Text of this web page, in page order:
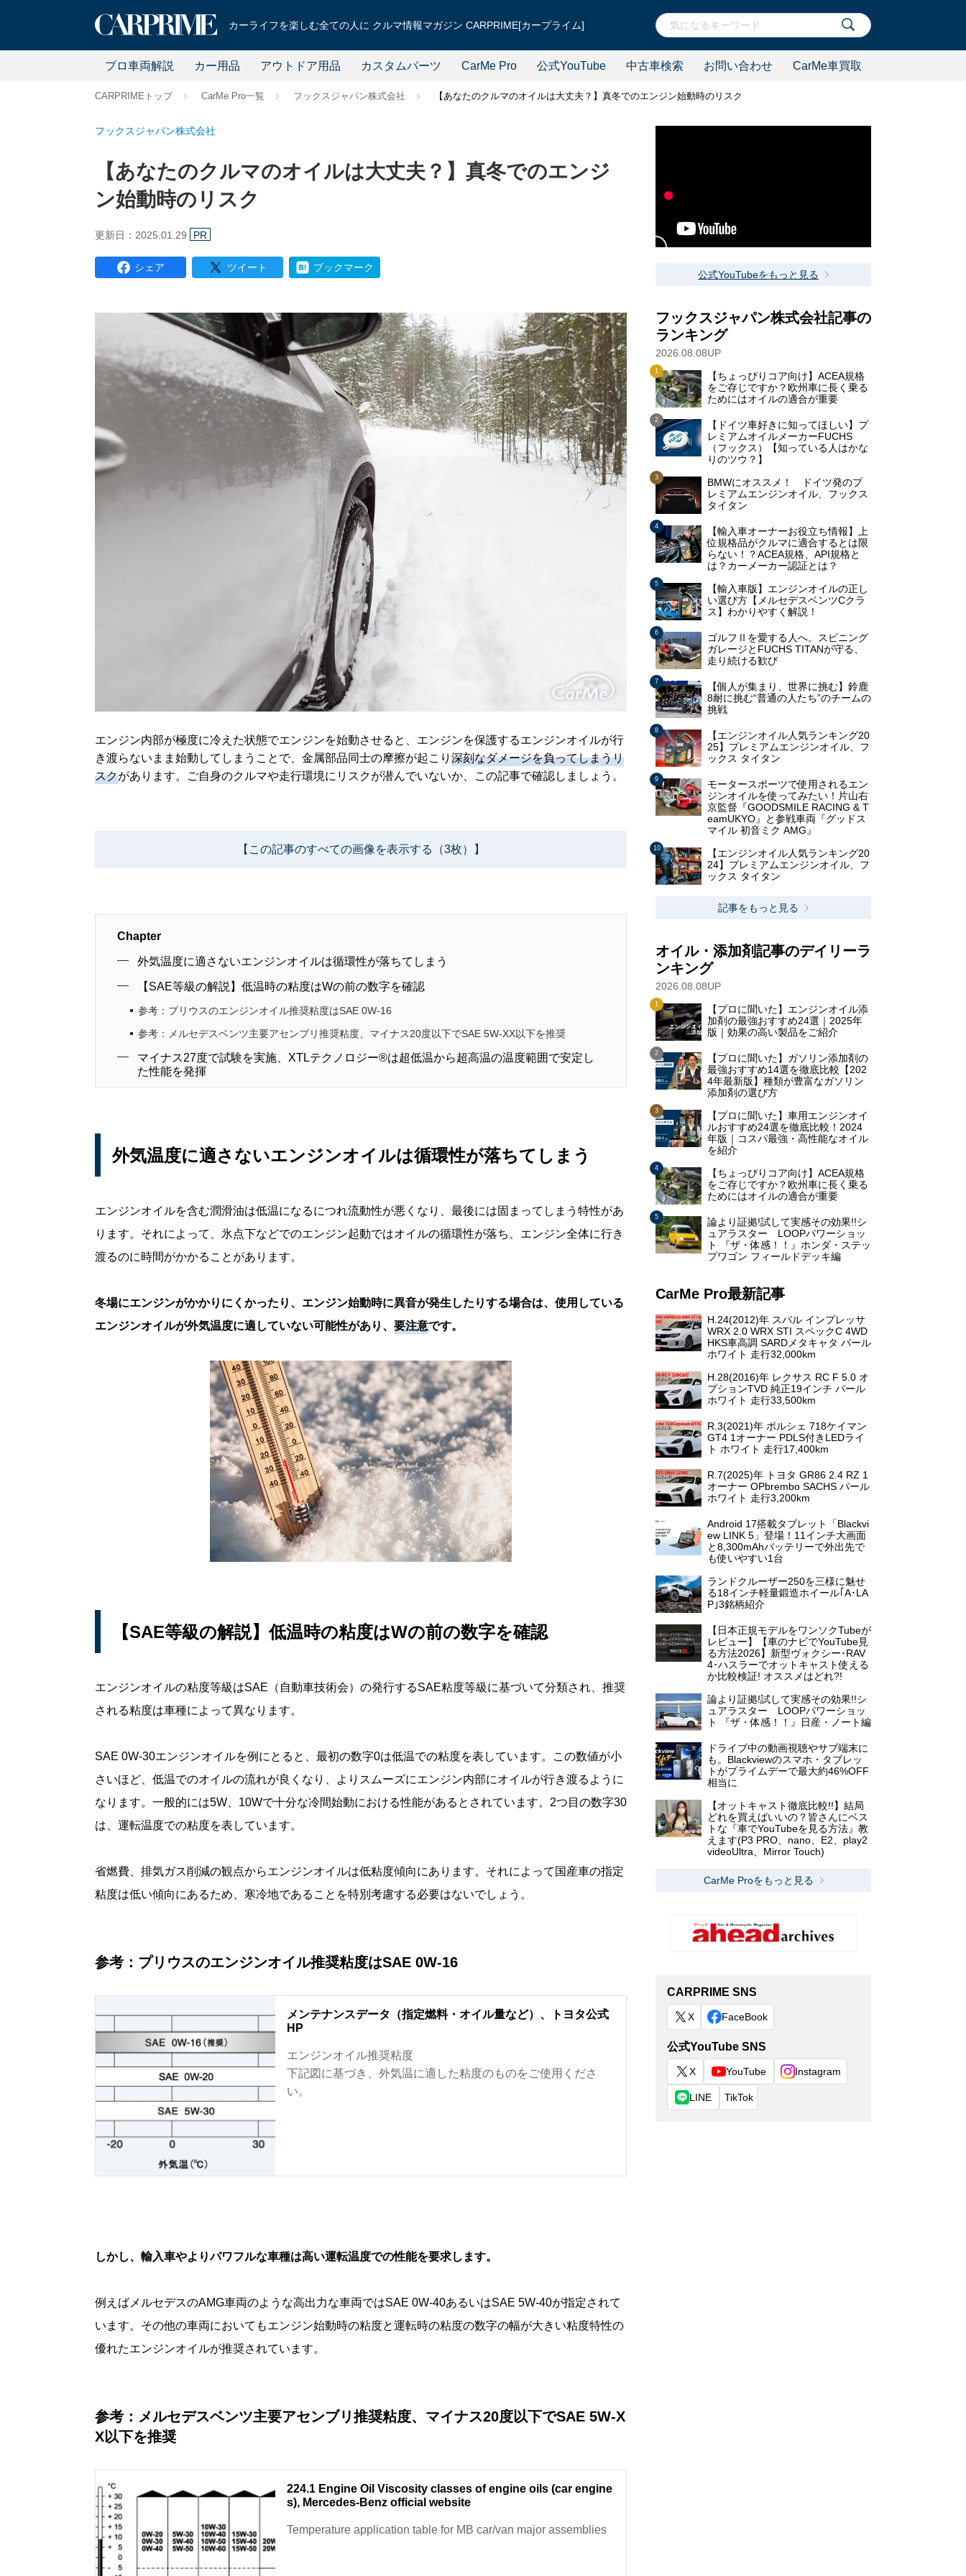
カーライフを楽しむ全ての人に クルマ情報マガジン CARPRIME[カープライム]
プロ車両解説 カー用品 アウトドア用品 カスタムパーツ CarMe Pro 公式YouTube 中古車検索 お問い合わせ CarMe車買取
CARPRIMEトップ CarMe Pro一覧 フックスジャパン株式会社 【あなたのクルマのオイルは大丈夫？】真冬でのエンジン始動時のリスク
フックスジャパン株式会社
【あなたのクルマのオイルは大丈夫？】真冬でのエンジ
ン始動時のリスク
更新日：2025.01.29 PR
シェア ツイート ブックマーク
エンジン内部が極度に冷えた状態でエンジンを始動させると、エンジンを保護するエンジンオイルが行
き渡らないまま始動してしまうことで、金属部品同士の摩擦が起こり 深刻なダメージを負ってしまうリ
スクがあります。ご自身のクルマや走行環境にリスクが潜んでいないか、この記事で確認しましょう。
【この記事のすべての画像を表示する（3枚）】
Chapter
外気温度に適さないエンジンオイルは循環性が落ちてしまう
【SAE等級の解説】低温時の粘度はWの前の数字を確認
参考：プリウスのエンジンオイル推奨粘度はSAE 0W-16
参考：メルセデスベンツ主要アセンブリ推奨粘度、マイナス20度以下でSAE 5W-XX以下を推奨
マイナス27度で試験を実施、XTLテクノロジー®は超低温から超高温の温度範囲で安定し
た性能を発揮
外気温度に適さないエンジンオイルは循環性が落ちてしまう
エンジンオイルを含む潤滑油は低温になるにつれ流動性が悪くなり、最後には固まってしまう特性があ
ります。それによって、氷点下などでのエンジン起動ではオイルの循環性が落ち、エンジン全体に行き
渡るのに時間がかかることがあります。
冬場にエンジンがかかりにくかったり、エンジン始動時に異音が発生したりする場合は、使用している
エンジンオイルが外気温度に適していない可能性があり、 要注意です。
【SAE等級の解説】低温時の粘度はWの前の数字を確認
エンジンオイルの粘度等級はSAE（自動車技術会）の発行するSAE粘度等級に基づいて分類され、推奨
される粘度は車種によって異なります。
SAE 0W-30エンジンオイルを例にとると、最初の数字0は低温での粘度を表しています。この数値が小
さいほど、低温でのオイルの流れが良くなり、よりスムーズにエンジン内部にオイルが行き渡るように
なります。一般的には5W、10Wで十分な冷間始動における性能があるとされています。2つ目の数字30
は、運転温度での粘度を表しています。
省燃費、排気ガス削減の観点からエンジンオイルは低粘度傾向にあります。それによって国産車の指定
粘度は低い傾向にあるため、寒冷地であることを特別考慮する必要はないでしょう。
参考：プリウスのエンジンオイル推奨粘度はSAE 0W-16
メンテナンスデータ（指定燃料・オイル量など）、トヨタ公式
HP
エンジンオイル推奨粘度
下記図に基づき、外気温に適した粘度のものをご使用くださ
い。
しかし、輸入車やよりパワフルな車種は高い運転温度での性能を要求します。
例えばメルセデスのAMG車両のような高出力な車両ではSAE 0W-40あるいはSAE 5W-40が指定されて
います。その他の車両においてもエンジン始動時の粘度と運転時の粘度の数字の幅が大きい粘度特性の
優れたエンジンオイルが推奨されています。
参考：メルセデスベンツ主要アセンブリ推奨粘度、マイナス20度以下でSAE 5W-X
X以下を推奨
224.1 Engine Oil Viscosity classes of engine oils (car engine
s), Mercedes-Benz official website
Temperature application table for MB car/van major assemblies
公式YouTubeをもっと見る
フックスジャパン株式会社記事の
ランキング
2026.08.08UP
【ちょっぴりコア向け】ACEA規格
をご存じですか？欧州車に長く乗る
ためにはオイルの適合が重要
【ドイツ車好きに知ってほしい】プ
レミアムオイルメーカーFUCHS
（フックス）【知っている人はかな
りのツウ？】
BMWにオススメ！ ドイツ発のプ
レミアムエンジンオイル、フックス
タイタン
【輸入車オーナーお役立ち情報】上
位規格品がクルマに適合するとは限
らない！？ACEA規格、API規格と
は？カーメーカー認証とは？
【輸入車版】エンジンオイルの正し
い選び方【メルセデスベンツCクラ
ス】わかりやすく解説！
ゴルフⅡを愛する人へ。スピニング
ガレージとFUCHS TITANが守る、
走り続ける歓び
【個人が集まり、世界に挑む】鈴鹿
8耐に挑む“普通の人たち”のチームの
挑戦
【エンジンオイル人気ランキング20
25】プレミアムエンジンオイル、フ
ックス タイタン
モータースポーツで使用されるエン
ジンオイルを使ってみたい！片山右
京監督『GOODSMILE RACING & T
eamUKYO』と参戦車両『グッドス
マイル 初音ミク AMG』
【エンジンオイル人気ランキング20
24】プレミアムエンジンオイル、フ
ックス タイタン
記事をもっと見る
オイル・添加剤記事のデイリーラ
ンキング
2026.08.08UP
【プロに聞いた】エンジンオイル添
加剤の最強おすすめ24選｜2025年
版｜効果の高い製品をご紹介
【プロに聞いた】ガソリン添加剤の
最強おすすめ14選を徹底比較【202
4年最新版】種類が豊富なガソリン
添加剤の選び方
【プロに聞いた】車用エンジンオイ
ルおすすめ24選を徹底比較！2024
年版｜コスパ最強・高性能なオイル
を紹介
【ちょっぴりコア向け】ACEA規格
をご存じですか？欧州車に長く乗る
ためにはオイルの適合が重要
論より証拠!試して実感その効果!!シ
ュアラスター LOOPパワーショッ
ト 『ザ・体感！！』ホンダ・ステッ
プワゴン フィールドデッキ編
CarMe Pro最新記事
H.24(2012)年 スバル インプレッサ
WRX 2.0 WRX STI スペックC 4WD
HKS車高調 SARDメタキャタ パール
ホワイト 走行32,000km
H.28(2016)年 レクサス RC F 5.0 オ
プションTVD 純正19インチ パール
ホワイト 走行33,500km
R.3(2021)年 ポルシェ 718ケイマン
GT4 1オーナー PDLS付きLEDライ
ト ホワイト 走行17,400km
R.7(2025)年 トヨタ GR86 2.4 RZ 1
オーナー OPbrembo SACHS パール
ホワイト 走行3,200km
Android 17搭載タブレット「Blackvi
ew LINK 5」登場！11インチ大画面
と8,300mAhバッテリーで外出先で
も使いやすい1台
ランドクルーザー250を三様に魅せ
る18インチ軽量鍛造ホイール｢A･LA
P｣3銘柄紹介
【日本正規モデルをワンソクTubeが
レビュー】【車のナビでYouTube見
る方法2026】新型ヴォクシー･RAV
4･ハスラーでオットキャスト使える
か比較検証! オススメはどれ?!
論より証拠!試して実感その効果!!シ
ュアラスター LOOPパワーショッ
ト 『ザ・体感！！』日産・ノート編
ドライブ中の動画視聴やサブ端末に
も。Blackviewのスマホ・タブレッ
トがプライムデーで最大約46%OFF
相当に
【オットキャスト徹底比較!!】結局
どれを買えばいいの？皆さんにベス
トな『車でYouTubeを見る方法』教
えます(P3 PRO、nano、E2、play2
videoUltra、Mirror Touch)
CarMe Proをもっと見る
CARPRIME SNS
X FaceBook
公式YouTube SNS
X YouTube Instagram
LINE TikTok